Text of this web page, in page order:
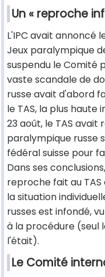
Un « reproche
L'IPC avait annoncé
Jeux paralympique
suspendu le Comité
vaste scandale de
russe avait d'abord
le TAS, la plus haute
23 août, le TAS
paralympique russe
fédéral suisse pour
Dans ses
reproche fait au
la situation
russes est infondé,
à la procédure (seul
l'était).
Le Comité